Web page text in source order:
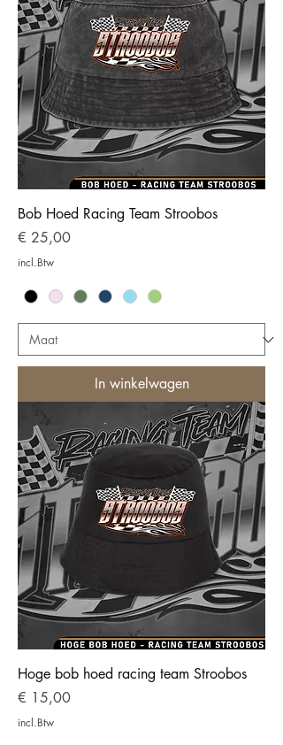
Bob Hoed Racing Team Stroobos
Prijs
€ 25,00
incl.Btw
In winkelwagen
Hoge bob hoed racing team Stroobos
Prijs
€ 15,00
incl.Btw